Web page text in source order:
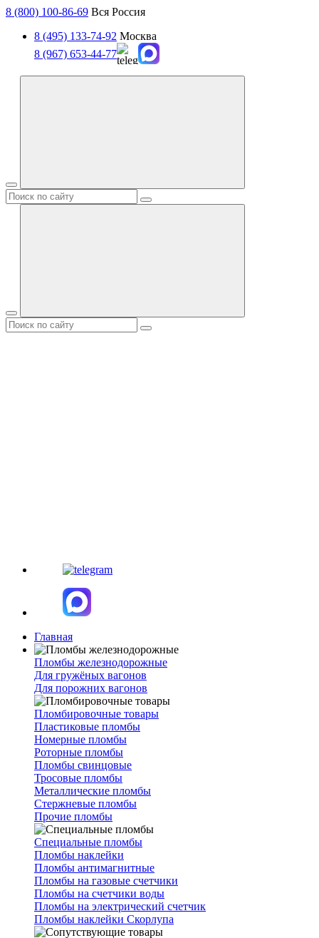
8 (800) 100-86-69 Вся Россия
8 (495) 133-74-92 Москва
8 (967) 653-44-77
Главная
Пломбы железнодорожные
Для гружёных вагонов
Для порожних вагонов
Пломбировочные товары
Пластиковые пломбы
Номерные пломбы
Роторные пломбы
Пломбы свинцовые
Тросовые пломбы
Металлические пломбы
Стержневые пломбы
Прочие пломбы
Специальные пломбы
Пломбы наклейки
Пломбы антимагнитные
Пломбы на газовые счетчики
Пломбы на счетчики воды
Пломбы на электрический счетчик
Пломбы наклейки Скорлупа